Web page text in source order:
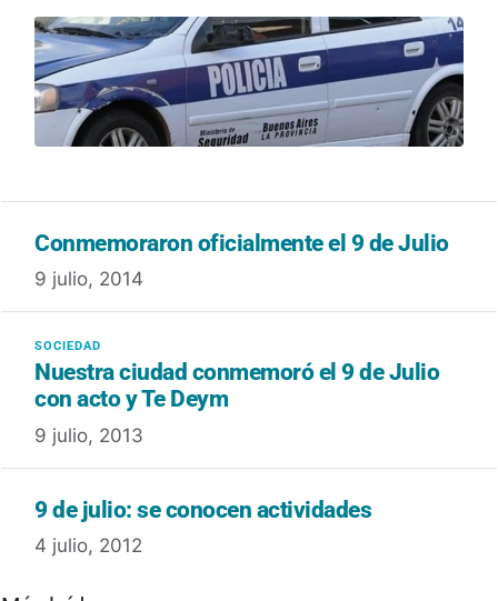
Conmemoraron oficialmente el 9 de Julio
9 julio, 2014
Nuestra ciudad conmemoró el 9 de Julio
con acto y Te Deym
9 julio, 2013
9 de julio: se conocen actividades
4 julio, 2012